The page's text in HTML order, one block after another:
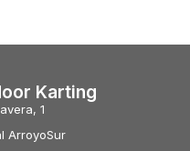
Karting
1
ArroyoSur